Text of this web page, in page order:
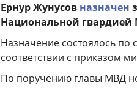
Ернур Жунусов назначен
Национальной гвардией
Назначение состоялось по
соответствии с приказом
По поручению главы МВД